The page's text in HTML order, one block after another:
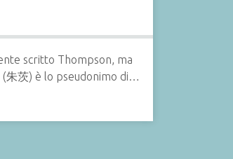
scritto Thompson, ma
朱茨) è lo pseudonimo di…